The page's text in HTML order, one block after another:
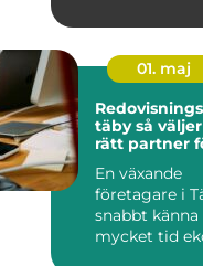
01. maj
täby så väljer företag
rätt partner
En växande
företagare i
snabbt känna
mycket tid